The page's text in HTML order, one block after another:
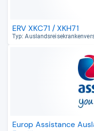
ERV XKC71 / XKH71
Typ:
Europ Assistance